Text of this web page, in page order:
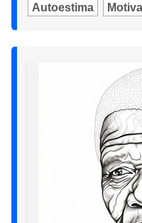
Autoestima